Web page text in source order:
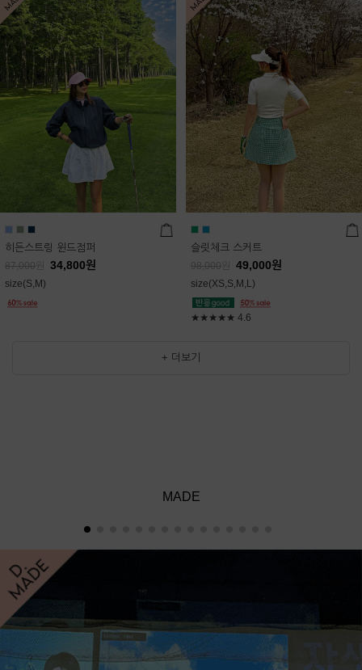
히든스트링 윈드점퍼
87,000 34,800원
size(S,M)
슬릿체크 스커트
98,000 49,000원
size(XS,S,M,L)
★★★★★ 4.6
+ 더보기
MADE